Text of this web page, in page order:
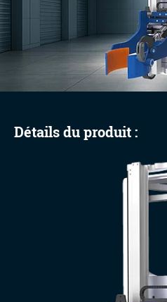
Capacité résiduelle
Détails du produit :